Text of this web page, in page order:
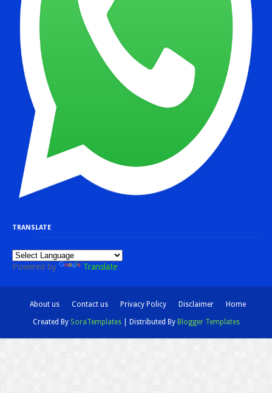
TRANSLATE
Powered by Translate
About us Contact us Privacy Policy Disclaimer Home
Created By SoraTemplates| Distributed By Blogger Templates